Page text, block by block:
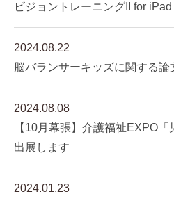
ビジョントレーニングII for
2024.08.22
脳バランサーキッズに関する論
2024.08.08
【10月幕張】介護福祉EXPO
出展します
2024.01.23